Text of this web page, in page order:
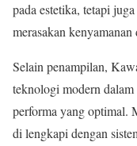
pada estetika, tetapi
merasakan kenyamanan
Selain penampilan,
teknologi modern
performa yang optimal.
di lengkapi dengan